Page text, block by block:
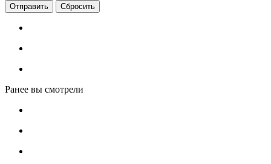
Сбросить
Ранее вы смотрели